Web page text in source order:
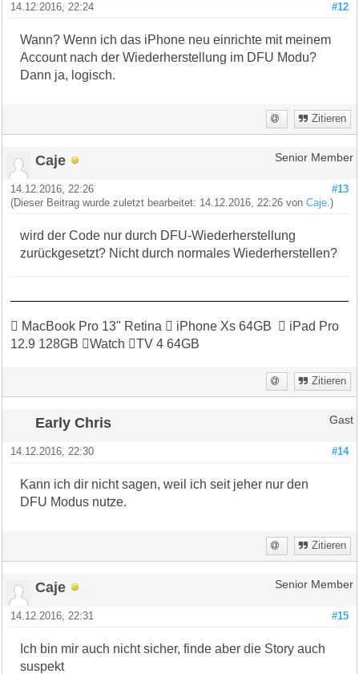
#12
14.12.2016, 22:24
Wann? Wenn ich das iPhone neu einrichte mit meinem
Account nach der Wiederherstellung im DFU Modu?
Dann ja, logisch.
Zitieren
Caje Senior Member
#13
14.12.2016, 22:26
(Dieser Beitrag wurde zuletzt bearbeitet: 14.12.2016, 22:26 vonCaje .)
wird der Code nur durch DFU-Wiederherstellung
zurückgesetzt? Nicht durch normales Wiederherstellen?
 MacBook Pro 13" Retina  iPhone Xs 64GB  iPad Pro
12.9 128GB Watch TV 4 64GB
Zitieren
Early Chris Gast
#14
14.12.2016, 22:30
Kann ich dir nicht sagen, weil ich seit jeher nur den
DFU Modus nutze.
Zitieren
Caje Senior Member
#15
14.12.2016, 22:31
Ich bin mir auch nicht sicher, finde aber die Story auch
suspekt